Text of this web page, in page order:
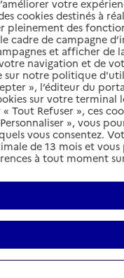
de Casseneuil
votre
cookies destinés à
pleinement des
cadre de campagne
et afficher de
navigation et de
sur notre politique
», l’éditeur du
sur votre terminal
Tout Refuser », ces
», vous
vous consentez.
de 13 mois et
à tout moment